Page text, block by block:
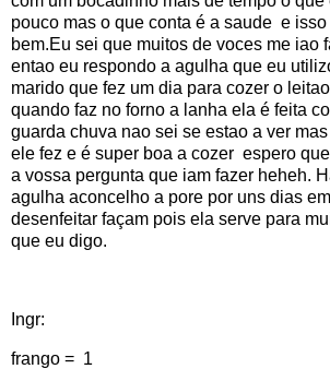
pouco mas o que conta é a saude e
bem.Eu sei que muitos de voces me iao
entao eu respondo a agulha que eu
marido que fez um dia para cozer o
quando faz no forno a lanha ela é feita
guarda chuva nao sei se estao a ver
ele fez e é super boa a cozer espero
a vossa pergunta que iam fazer heheh.
agulha aconcelho a pore por uns dias
desenfeitar façam pois ela serve para
que eu digo.
Ingr:
frango = 1